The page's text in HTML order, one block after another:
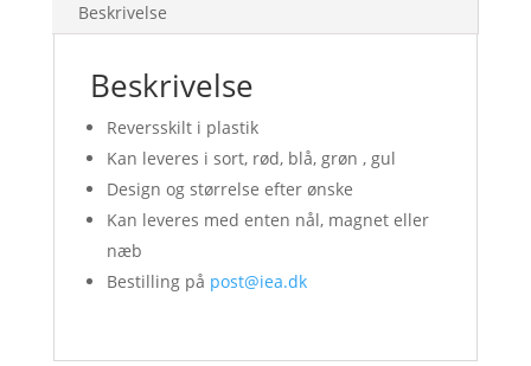
Beskrivelse
Beskrivelse
Reversskilt i plastik
Kan leveres i sort, rød, blå, grøn , gul
Design og størrelse efter ønske
Kan leveres med enten nål, magnet eller
næb
Bestilling på post@iea.dk